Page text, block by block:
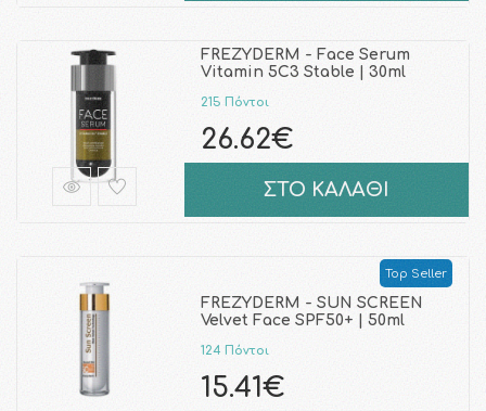
FREZYDERM - Face Serum
Vitamin 5C3 Stable | 30ml
215 Πόντοι
26.62€
ΣΤΟ ΚΑΛΑΘΙ
Top Seller
FREZYDERM - SUN SCREEN
Velvet Face SPF50+ | 50ml
124 Πόντοι
15.41€